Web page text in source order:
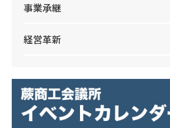
事業承継
経営革新